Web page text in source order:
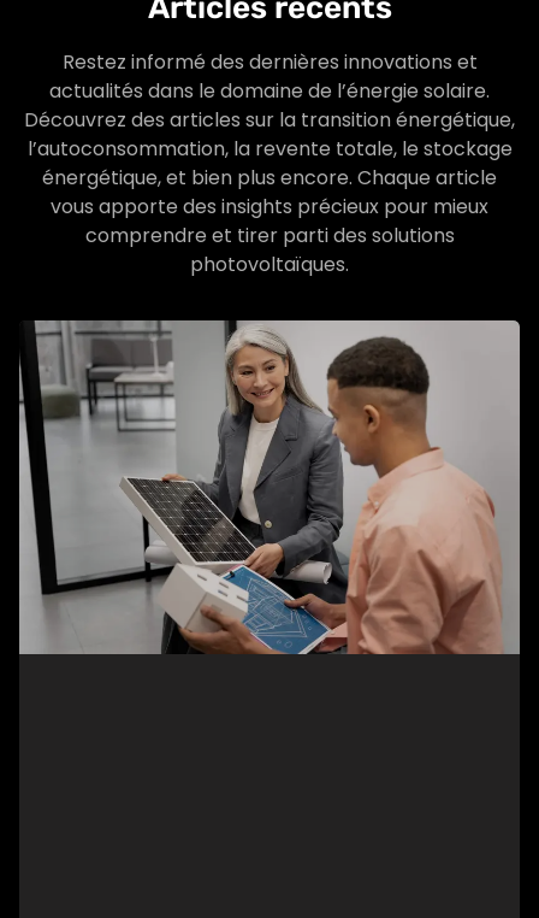
Articles récents
Restez informé des dernières innovations et
actualités dans le domaine de l’énergie solaire.
Découvrez des articles sur la transition énergétique,
l’autoconsommation, la revente totale, le stockage
énergétique, et bien plus encore. Chaque article
vous apporte des insights précieux pour mieux
comprendre et tirer parti des solutions
photovoltaïques.